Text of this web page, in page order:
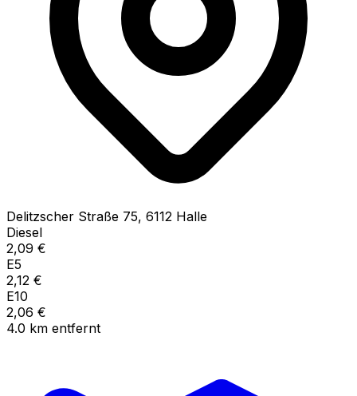
Delitzscher Straße 75, 6112 Halle
Diesel
2,09 €
E5
2,12 €
E10
2,06 €
4.0 km entfernt